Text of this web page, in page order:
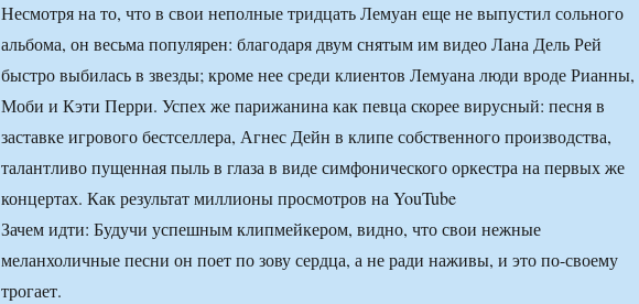
Несмотря на то, что в свои неполные тридцать Лемуан еще не выпустил сольного
альбома, он весьма популярен: благодаря двум снятым им видео Лана Дель Рей
быстро выбилась в звезды; кроме нее среди клиентов Лемуана люди вроде Рианны,
Моби и Кэти Перри. Успех же парижанина как певца скорее вирусный: песня в
заставке игрового бестселлера, Агнес Дейн в клипе собственного производства,
талантливо пущенная пыль в глаза в виде симфонического оркестра на первых же
концертах. Как результат миллионы просмотров на YouTube
Зачем идти: Будучи успешным клипмейкером, видно, что свои нежные
меланхоличные песни он поет по зову сердца, а не ради наживы, и это по-своему
трогает.